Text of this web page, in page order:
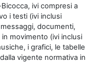
ivi compresi a
i testi (ivi inclusi
documenti,
movimento (ivi inclusi
i grafici, le tabelle
vigente normativa in